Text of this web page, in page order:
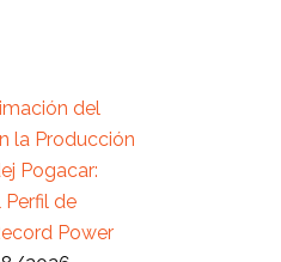
del
la Producción
Pogacar:
de
Power